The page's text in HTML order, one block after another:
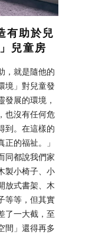
有助於兒
兒童房
，就是隨他的
境」對兒童發
發展的環境，
也沒有任何危
到。在這樣的
的福祉。」
同都說我們家
製小椅子、小
放式書架、木
等等，但其實
了一大截，至
間」還得再多